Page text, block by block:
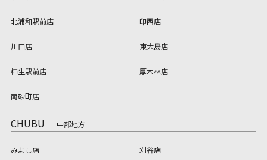
北浦和駅前店 印西店
川口店 東大島店
柿生駅前店 厚木林店
南砂町店
CHUBU 中部地方
みよし店 刈谷店